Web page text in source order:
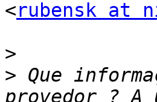
<rubensk at
>
> Que